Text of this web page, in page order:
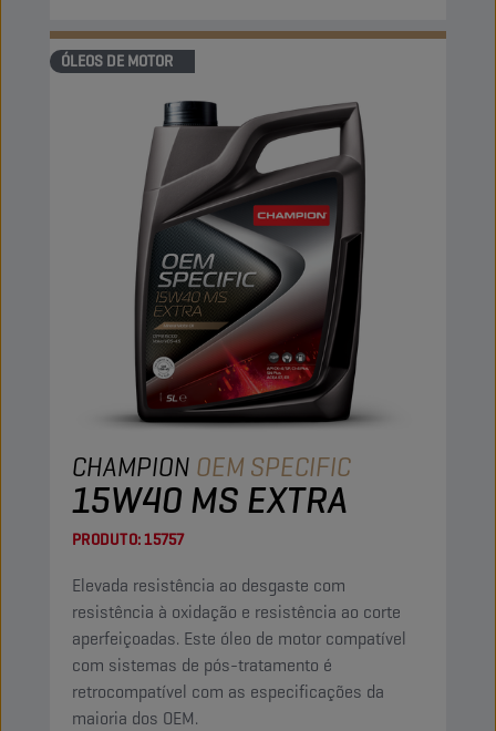
ÓLEOS DE MOTOR
CHAMPION OEM SPECIFIC
15W40 MS EXTRA
PRODUTO:15757
Elevada resistência ao desgaste com
resistência à oxidação e resistência ao corte
aperfeiçoadas. Este óleo de motor compatível
com sistemas de pós-tratamento é
retrocompatível com as especificações da
maioria dos OEM.